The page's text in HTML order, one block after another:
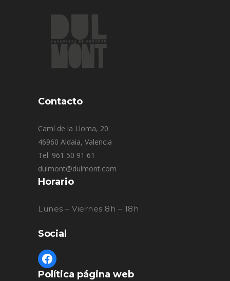
Contacto
Camí de la Lloma, 20
46960 Aldaia, Valencia
Tel: 961 50 91 61
dulmont@dulmont.com
Horario
Lunes – Viernes 8h – 18h
Social
Política página web